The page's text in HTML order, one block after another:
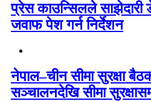
प्रेस काउन्सिलले साझेदारी
जवाफ पेश गर्न निर्देशन
नेपाल–चीन सीमा सुरक्षा
सञ्चालनदेखि सीमा